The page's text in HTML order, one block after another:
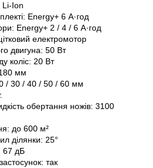
Li-Ion
Energy+ 6 А·год
Energy+ 2 / 4 / 6 А·год
електромотор
двигуна: 50 Вт
коліс: 20 Вт
мм
/ 30 / 40 / 50 / 60 мм
обертання ножів: 3100
до 600 м²
ділянки: 25°
67 дБ
так